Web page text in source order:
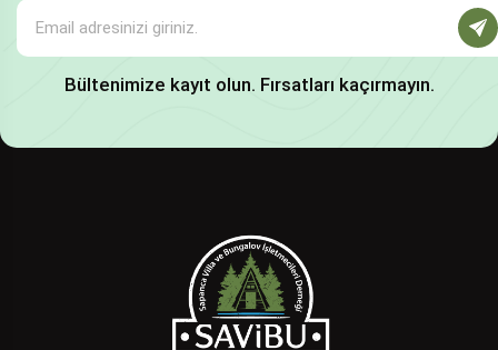
Bültenimize kayıt olun. Fırsatları kaçırmayın.